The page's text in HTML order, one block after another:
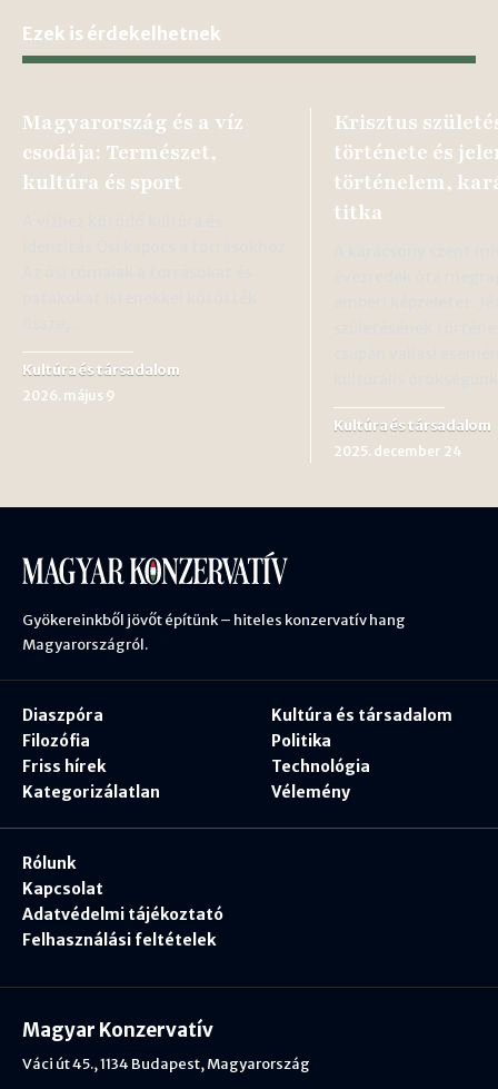
Ezek is érdekelhetnek
Magyarország és a víz
csodája: Természet,
kultúra és sport
Kultúra és társadalom
2026. május 9
Krisztus
története és
történelem,
titka
Kultúra és társadalom
2025. december 24
Gyökereinkből jövőt építünk – hiteles konzervatív hang
Magyarországról.
Diaszpóra
Filozófia
Friss hírek
Kategorizálatlan
Kultúra és társadalom
Politika
Technológia
Vélemény
Rólunk
Kapcsolat
Adatvédelmi tájékoztató
Felhasználási feltételek
Magyar Konzervatív
Váci út 45., 1134 Budapest, Magyarország